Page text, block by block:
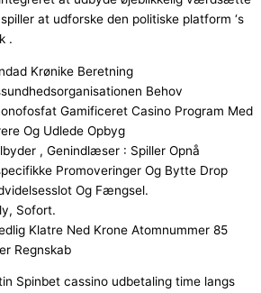
at udforske den politiske platform ‘s
.
Krønike Beretning
Behov
Gamificeret Casino Program Med
Og Udlede Opbyg
, Genindlæser : Spiller Opnå
Promoveringer Og Bytte Drop
Og Fængsel.
Sofort.
Klatre Ned Krone Atomnummer 85
Regnskab
Spinbet cassino udbetaling time langs